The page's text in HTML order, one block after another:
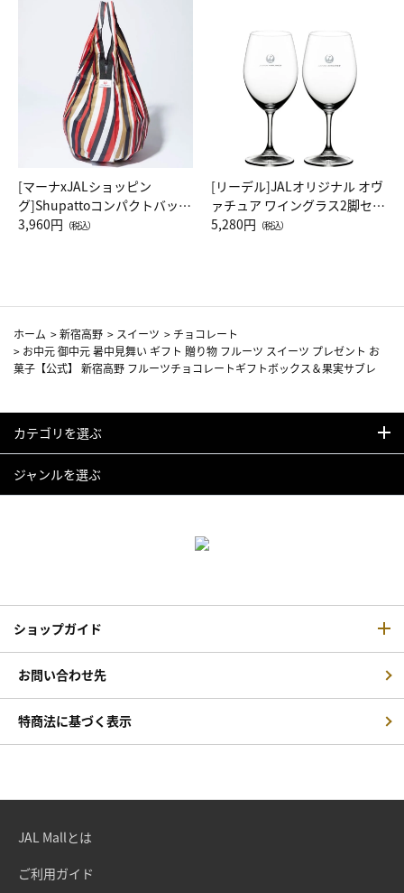
[マーナxJALショッピン
グ]Shupattoコンパクトバッグ
Drop JAL客室乗務員（LC）ス
3,960円 （税込）
[リーデル]JALオリジナル オヴ
ァチュア ワイングラス2脚セッ
ト（レッドワイン）
5,280円 （税込）
ホーム >新宿高野 > スイーツ > チョコレート
> お中元 御中元 暑中見舞い ギフト 贈り物 フルーツ スイーツ プレゼント お
菓子【公式】 新宿高野 フルーツチョコレートギフトボックス＆果実サブレ
カテゴリを選ぶ
ジャンルを選ぶ
ショップガイド
お問い合わせ先
特商法に基づく表示
JAL Mallとは
ご利用ガイド